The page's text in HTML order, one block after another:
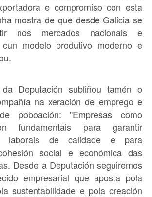
e compromiso con esta
mostra de que desde Galicia se
nos mercados nacionais e
cun modelo produtivo moderno e
Deputación subliñou tamén o
na xeración de emprego e
poboación: "Empresas como
fundamentais para garantir
laborais de calidade e para
social e económica das
Desde a Deputación seguiremos
empresarial que aposta pola
sustentabilidade e pola creación